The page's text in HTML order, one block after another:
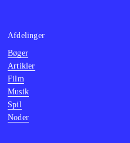
Afdelinger
Bøger
Artikler
Film
Musik
Spil
Noder